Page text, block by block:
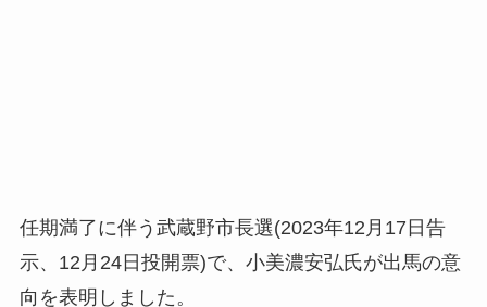
任期満了に伴う武蔵野市長選(2023年12月17日告
示、12月24日投開票)で、小美濃安弘氏が出馬の意
向を表明しました。